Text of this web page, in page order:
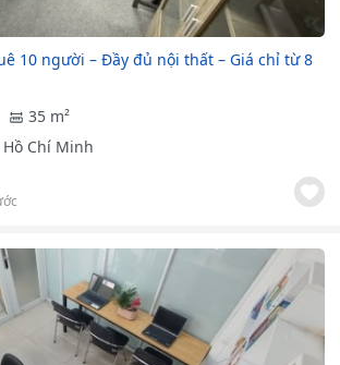
10 người – Đầy đủ nội thất – Giá chỉ từ 8
35 m²
Chí Minh